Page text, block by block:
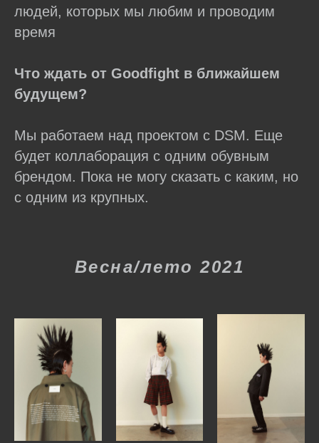
людей, которых мы любим и проводим
время
Что ждать от Goodfight в ближайшем
будущем?
Мы работаем над проектом с DSM. Еще
будет коллаборация с одним обувным
брендом. Пока не могу сказать с каким, но
с одним из крупных.
Весна/лето 2021